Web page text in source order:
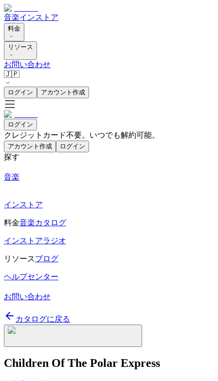
音楽インストア
料金
リソース
お問い合わせ
🇯🇵
ログイン アカウント作成
ログイン
クレジットカード不要。いつでも解約可能。
アカウント作成 ログイン
探す
音楽
インストア
料金音楽カタログ
インストアラジオ
リソースブログ
ヘルプセンター
お問い合わせ
カタログに戻る
Children Of The Polar Express